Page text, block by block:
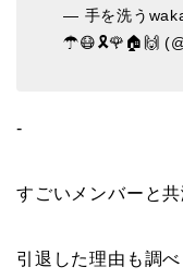
— 手を洗う
☂😷🎗🌹🏠🙌
‐
すごいメンバーと
引退した理由も調